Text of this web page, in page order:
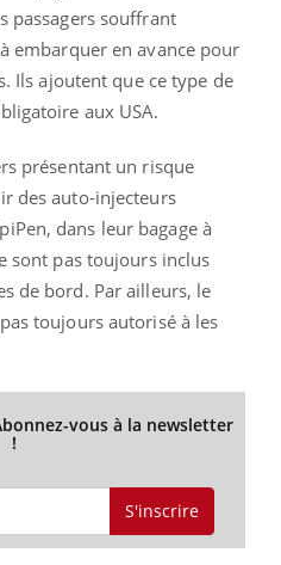
passagers souffrant
embarquer en avance pour
Ils ajoutent que ce type de
aux USA.
présentant un risque
des auto-injecteurs
dans leur bagage à
sont pas toujours inclus
de bord. Par ailleurs, le
toujours autorisé à les
vous à la newsletter
!
S'inscrire